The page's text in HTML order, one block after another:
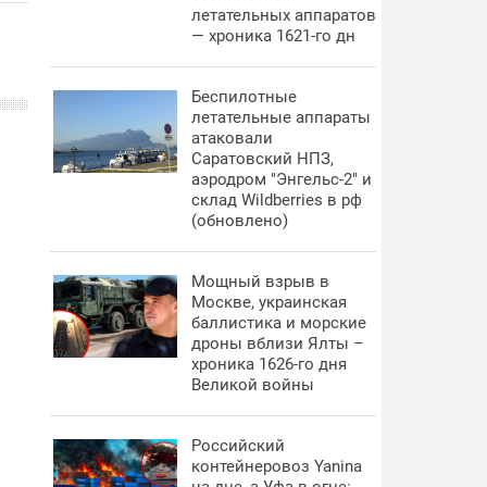
летательных аппаратов
— хроника 1621-го дн
Беспилотные
летательные аппараты
атаковали
Саратовский НПЗ,
аэродром "Энгельс-2" и
склад Wildberries в рф
(обновлено)
Мощный взрыв в
Москве, украинская
баллистика и морские
дроны вблизи Ялты –
хроника 1626-го дня
Великой войны
Российский
контейнеровоз Yanina